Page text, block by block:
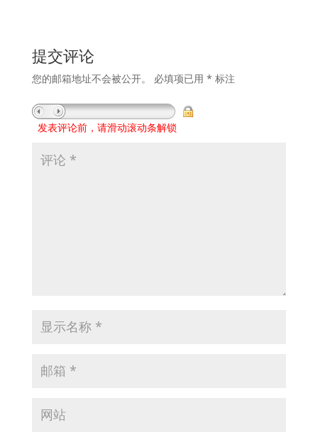
提交评论
您的邮箱地址不会被公开。 必填项已用 * 标注
发表评论前，请滑动滚动条解锁